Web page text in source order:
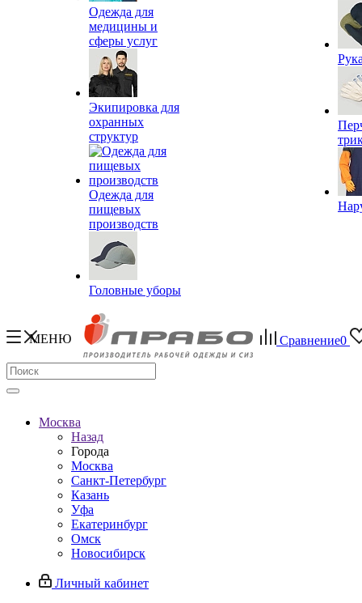
Одежда для
медицины и
сферы услуг
Экипировка для
охранных
структур
Одежда для
пищевых
производств
Головные уборы
МЕНЮ Сравнение0
Москва
Назад
Города
Москва
Санкт-Петербург
Казань
Уфа
Екатеринбург
Омск
Новосибирск
Личный кабинет